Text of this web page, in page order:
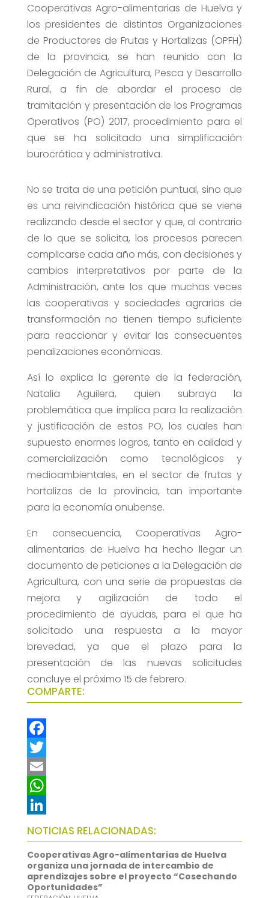
Cooperativas Agro-alimentarias de Huelva y
los presidentes de distintas Organizaciones
de Productores de Frutas y Hortalizas (OPFH)
de la provincia, se han reunido con la
Delegación de Agricultura, Pesca y Desarrollo
Rural, a fin de abordar el proceso de
tramitación y presentación de los Programas
Operativos (PO) 2017, procedimiento para el
que se ha solicitado una simplificación
burocrática y administrativa.
No se trata de una petición puntual, sino que
es una reivindicación histórica que se viene
realizando desde el sector y que, al contrario
de lo que se solicita, los procesos parecen
complicarse cada año más, con decisiones y
cambios interpretativos por parte de la
Administración, ante los que muchas veces
las cooperativas y sociedades agrarias de
transformación no tienen tiempo suficiente
para reaccionar y evitar las consecuentes
penalizaciones económicas.
Así lo explica la gerente de la federación,
Natalia Aguilera, quien subraya la
problemática que implica para la realización
y justificación de estos PO, los cuales han
supuesto enormes logros, tanto en calidad y
comercialización como tecnológicos y
medioambientales, en el sector de frutas y
hortalizas de la provincia, tan importante
para la economía onubense.
En consecuencia, Cooperativas Agro-
alimentarias de Huelva ha hecho llegar un
documento de peticiones a la Delegación de
Agricultura, con una serie de propuestas de
mejora y agilización de todo el
procedimiento de ayudas, para el que ha
solicitado una respuesta a la mayor
brevedad, ya que el plazo para la
presentación de las nuevas solicitudes
concluye el próximo 15 de febrero.
COMPARTE:
F
a
c
e
b
o
o
k
T
w
t
t
e
r
E
m
a
i
l
W
h
a
t
s
L
i
n
k
NOTICIAS RELACIONADAS:
Cooperativas Agro-alimentarias de Huelva
organiza una jornada de intercambio de
aprendizajes sobre el proyecto “Cosechando
Oportunidades”